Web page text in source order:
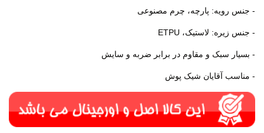
- جنس رویه: پارچه، چرم مصنوعی
- جنس زیره: لاستیک، ETPU
- بسیار سبک و مقاوم در برابر ضربه و سایش
- مناسب آقایان شیک پوش